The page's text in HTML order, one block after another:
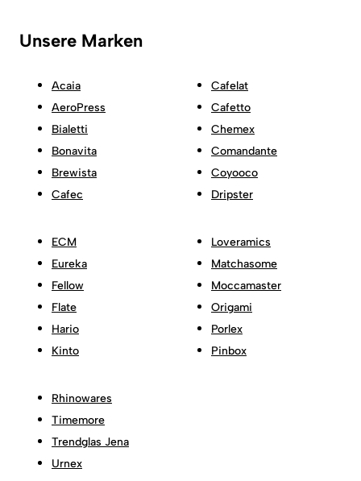
Unsere Marken
Acaia
AeroPress
Bialetti
Bonavita
Brewista
Cafec
Cafelat
Cafetto
Chemex
Comandante
Coyooco
Dripster
ECM
Eureka
Fellow
Flate
Hario
Kinto
Loveramics
Matchasome
Moccamaster
Origami
Porlex
Pinbox
Rhinowares
Timemore
Trendglas Jena
Urnex